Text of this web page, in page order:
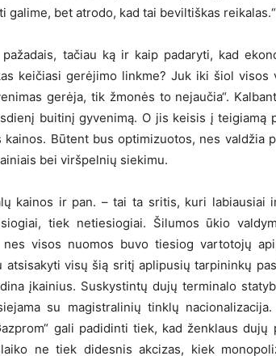
galime, bet atrodo, kad tai beviltiškas reikalas.“
pažadais, tačiau ką ir kaip padaryti, kad
keičiasi gerėjimo linkme? Juk iki šiol visos
gerėja, tik žmonės to nejaučia“.
buitinį gyvenimą. O jis keisis į teigiamą
kainos. Būtent bus optimizuotos, nes valdžia
bei viršpelnių siekimu.
kainos ir pan. – tai ta sritis, kuri labiausiai
tiek netiesiogiai. Šilumos ūkio
nes visos nuomos buvo tiesiog vartotojų
atsisakyti visų šią sritį aplipusių tarpininkų
įkainius. Suskystintų dujų terminalo
su magistralinių tinklų nacionalizacija.
gali padidinti tiek, kad ženklaus
ne tiek didesnis akcizas, kiek